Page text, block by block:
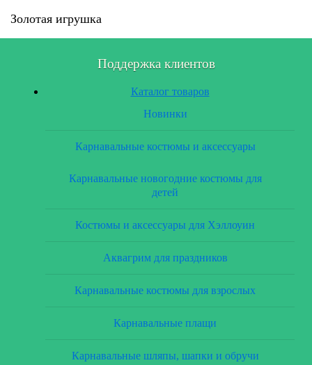
Золотая игрушка
Поддержка клиентов
Каталог товаров
Новинки
Карнавальные костюмы и аксессуары
Карнавальные новогодние костюмы для
детей
Костюмы и аксессуары для Хэллоуин
Аквагрим для праздников
Карнавальные костюмы для взрослых
Карнавальные плащи
Карнавальные шляпы, шапки и обручи